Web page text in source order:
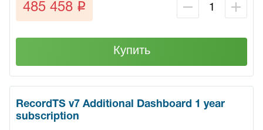
485 458 q
Купить
RecordTS v7 Additional Dashboard 1 year
subscription